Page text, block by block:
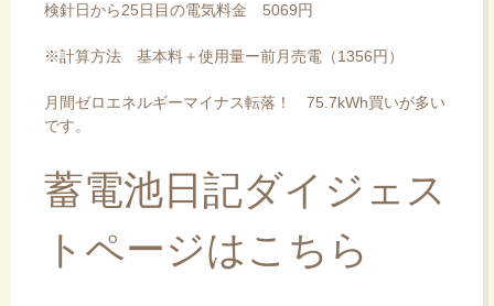
検針日から25日目の電気料金 5069円
※計算方法 基本料＋使用量ー前月売電（1356円）
月間ゼロエネルギーマイナス転落！ 75.7kWh買いが多い
です。
蓄電池日記ダイジェス
トページはこちら